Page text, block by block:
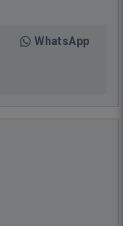
WhatsApp